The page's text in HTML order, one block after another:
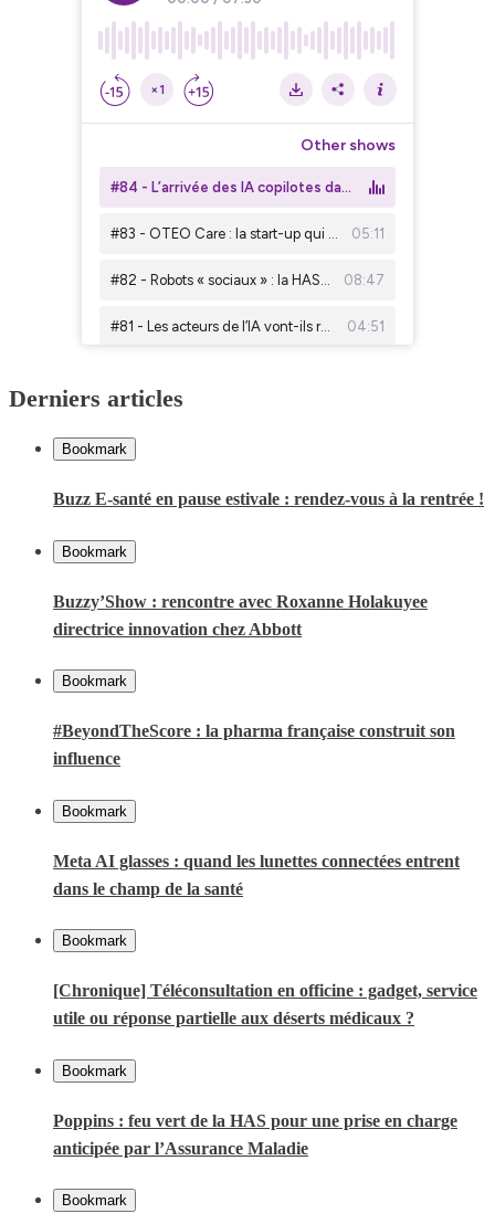
Derniers articles
Bookmark
Buzz E-santé en pause estivale : rendez-vous à la rentrée !
Bookmark
Buzzy’Show : rencontre avec Roxanne Holakuyee
directrice innovation chez Abbott
Bookmark
#BeyondTheScore : la pharma française construit son
influence
Bookmark
Meta AI glasses : quand les lunettes connectées entrent
dans le champ de la santé
Bookmark
[Chronique] Téléconsultation en officine : gadget, service
utile ou réponse partielle aux déserts médicaux ?
Bookmark
Poppins : feu vert de la HAS pour une prise en charge
anticipée par l’Assurance Maladie
Bookmark